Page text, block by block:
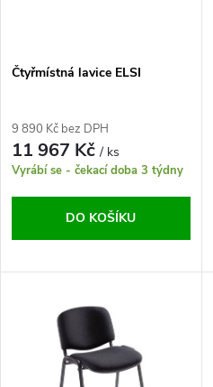
p
r
o
u
s
r
o
d
u
Čtyřmístná lavice ELSI
9 890 Kč bez DPH
11 967 Kč/ ks
Vyrábí se - čekací doba 3 týdny
DO KOŠÍKU